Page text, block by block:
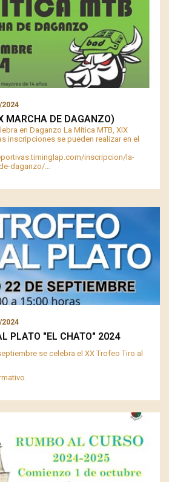
2024
MARCHA DE DAGANZO)
en Daganzo La Mítica MTB, XIX
inscripciones se pueden realizar en el
inscripcion/la-
daganzo/…
2024
PLATO "EL CHATO" 2024
se celebra el XX Trofeo Tiro al